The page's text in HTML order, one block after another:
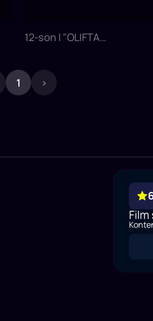
12-son | "OLIFTA
qazishdek chog'i
1 ›